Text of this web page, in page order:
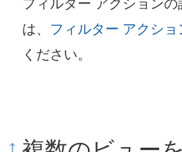
し
い
ド
は、 フィルター アクショ
ください。